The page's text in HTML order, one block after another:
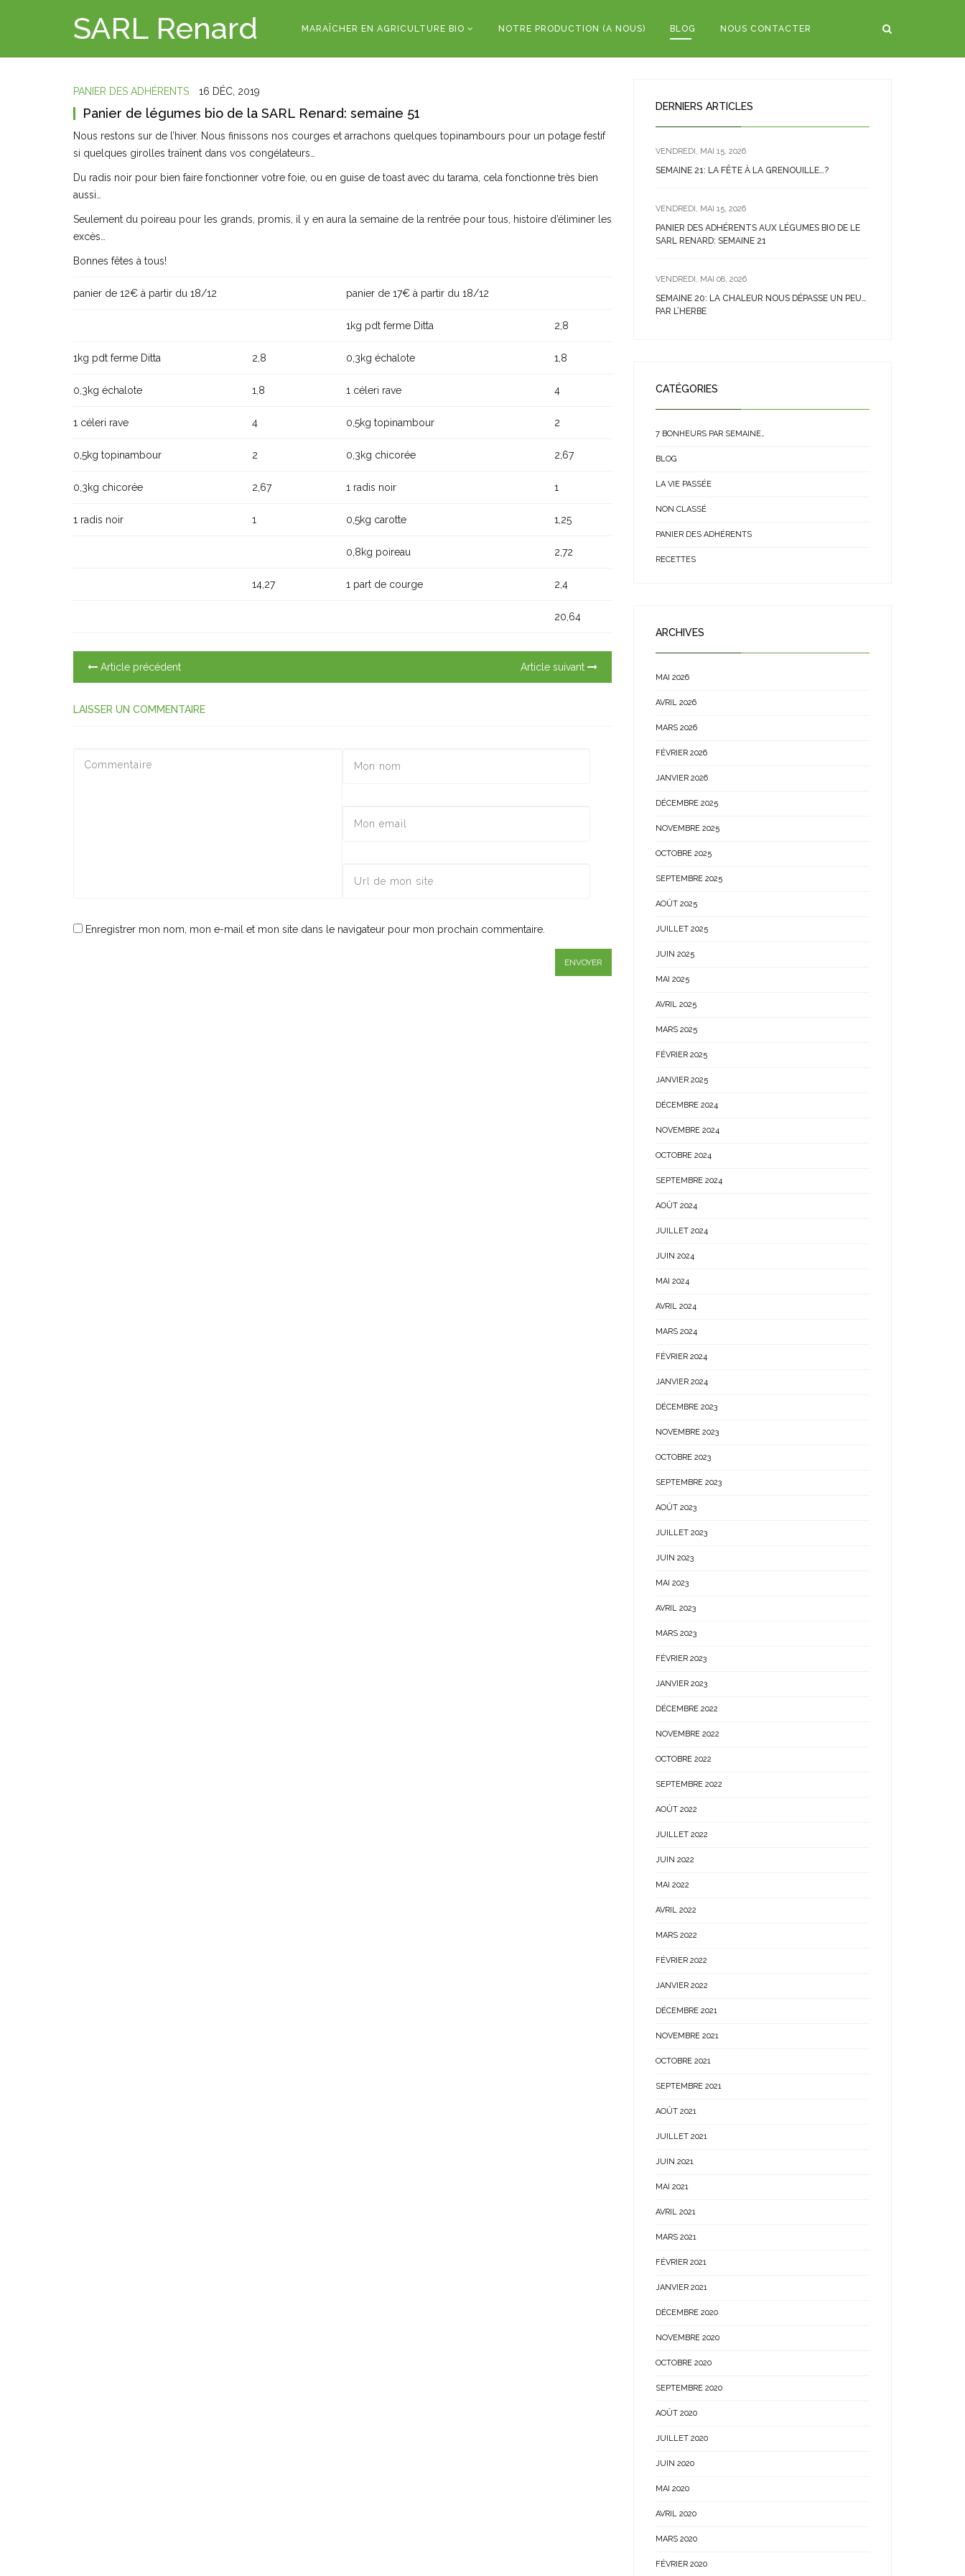
SARL Renard MARAÎCHER EN AGRICULTURE BIO NOTRE PRODUCTION (A NOUS) BLOG NOUS CONTACTER
PANIER DES ADHÉRENTS 16 DÉC, 2019
Panier de légumes bio de la SARL Renard: semaine 51
Nous restons sur de l’hiver. Nous finissons nos courges et arrachons quelques topinambours pour un potage festif
si quelques girolles traînent dans vos congélateurs…
Du radis noir pour bien faire fonctionner votre foie, ou en guise de toast avec du tarama, cela fonctionne très bien
aussi…
Seulement du poireau pour les grands, promis, il y en aura la semaine de la rentrée pour tous, histoire d’éliminer les
excès…
Bonnes fêtes à tous!
panier de 12€ à partir du 18/12 panier de 17€ à partir du 18/12
1kg pdt ferme Ditta 2,8
1kg pdt ferme Ditta 2,8 0,3kg échalote 1,8
0,3kg échalote 1,8 1 céleri rave 4
1 céleri rave 4 0,5kg topinambour 2
0,5kg topinambour 2 0,3kg chicorée 2,67
0,3kg chicorée 2,67 1 radis noir 1
1 radis noir 1 0,5kg carotte 1,25
0,8kg poireau 2,72
14,27 1 part de courge 2,4
20,64
Article précédent Article suivant
LAISSER UN COMMENTAIRE
Enregistrer mon nom, mon e-mail et mon site dans le navigateur pour mon prochain commentaire.
DERNIERS ARTICLES
VENDREDI, MAI 15, 2026
SEMAINE 21: LA FÊTE À LA GRENOUILLE…?
VENDREDI, MAI 15, 2026
PANIER DES ADHÉRENTS AUX LÉGUMES BIO DE LE
SARL RENARD: SEMAINE 21
VENDREDI, MAI 08, 2026
SEMAINE 20: LA CHALEUR NOUS DÉPASSE UN PEU…
PAR L’HERBE
CATÉGORIES
7 BONHEURS PAR SEMAINE…
BLOG
LA VIE PASSÉE
NON CLASSÉ
PANIER DES ADHÉRENTS
RECETTES
ARCHIVES
MAI 2026
AVRIL 2026
MARS 2026
FÉVRIER 2026
JANVIER 2026
DÉCEMBRE 2025
NOVEMBRE 2025
OCTOBRE 2025
SEPTEMBRE 2025
AOÛT 2025
JUILLET 2025
JUIN 2025
MAI 2025
AVRIL 2025
MARS 2025
FÉVRIER 2025
JANVIER 2025
DÉCEMBRE 2024
NOVEMBRE 2024
OCTOBRE 2024
SEPTEMBRE 2024
AOÛT 2024
JUILLET 2024
JUIN 2024
MAI 2024
AVRIL 2024
MARS 2024
FÉVRIER 2024
JANVIER 2024
DÉCEMBRE 2023
NOVEMBRE 2023
OCTOBRE 2023
SEPTEMBRE 2023
AOÛT 2023
JUILLET 2023
JUIN 2023
MAI 2023
AVRIL 2023
MARS 2023
FÉVRIER 2023
JANVIER 2023
DÉCEMBRE 2022
NOVEMBRE 2022
OCTOBRE 2022
SEPTEMBRE 2022
AOÛT 2022
JUILLET 2022
JUIN 2022
MAI 2022
AVRIL 2022
MARS 2022
FÉVRIER 2022
JANVIER 2022
DÉCEMBRE 2021
NOVEMBRE 2021
OCTOBRE 2021
SEPTEMBRE 2021
AOÛT 2021
JUILLET 2021
JUIN 2021
MAI 2021
AVRIL 2021
MARS 2021
FÉVRIER 2021
JANVIER 2021
DÉCEMBRE 2020
NOVEMBRE 2020
OCTOBRE 2020
SEPTEMBRE 2020
AOÛT 2020
JUILLET 2020
JUIN 2020
MAI 2020
AVRIL 2020
MARS 2020
FÉVRIER 2020